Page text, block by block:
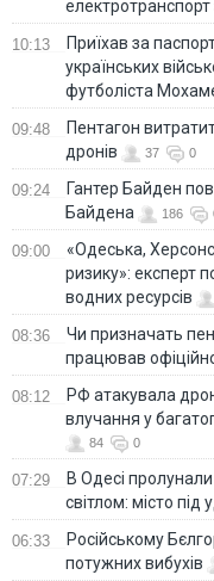
10:13
Приїхав за
українських
футболіста
09:48
Пентагон
дронів
37 0
09:24
Гантер Байден
Байдена
186
09:00
«Одеська,
ризику»: експерт
водних ресурсів
08:36
Чи призначать
працював
08:12
РФ атакувала
влучання у
84 0
07:29
В Одесі
світлом: місто
06:33
Російському
потужних вибухів